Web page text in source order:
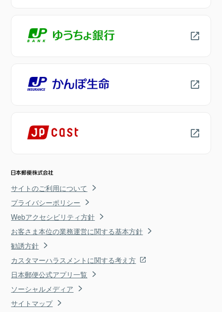
サイトのご利用について
プライバシーポリシー
Webアクセシビリティ方針
お客さま本位の業務運営に関する基本方針
勧誘方針
カスタマーハラスメントに関する考え方
日本郵便公式アプリ一覧
ソーシャルメディア
サイトマップ